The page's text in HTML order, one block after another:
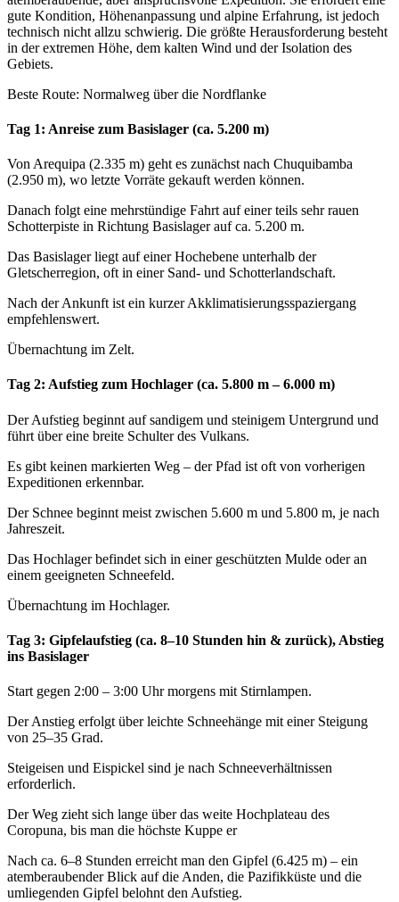
gute Kondition, Höhenanpassung und alpine Erfahrung, ist jedoch
technisch nicht allzu schwierig. Die größte Herausforderung besteht
in der extremen Höhe, dem kalten Wind und der Isolation des
Gebiets.
Beste Route: Normalweg über die Nordflanke
Tag 1: Anreise zum Basislager (ca. 5.200 m)
Von Arequipa (2.335 m) geht es zunächst nach Chuquibamba
(2.950 m), wo letzte Vorräte gekauft werden können.
Danach folgt eine mehrstündige Fahrt auf einer teils sehr rauen
Schotterpiste in Richtung Basislager auf ca. 5.200 m.
Das Basislager liegt auf einer Hochebene unterhalb der
Gletscherregion, oft in einer Sand- und Schotterlandschaft.
Nach der Ankunft ist ein kurzer Akklimatisierungsspaziergang
empfehlenswert.
Übernachtung im Zelt.
Tag 2: Aufstieg zum Hochlager (ca. 5.800 m – 6.000 m)
Der Aufstieg beginnt auf sandigem und steinigem Untergrund und
führt über eine breite Schulter des Vulkans.
Es gibt keinen markierten Weg – der Pfad ist oft von vorherigen
Expeditionen erkennbar.
Der Schnee beginnt meist zwischen 5.600 m und 5.800 m, je nach
Jahreszeit.
Das Hochlager befindet sich in einer geschützten Mulde oder an
einem geeigneten Schneefeld.
Übernachtung im Hochlager.
Tag 3: Gipfelaufstieg (ca. 8–10 Stunden hin & zurück), Abstieg
ins Basislager
Start gegen 2:00 – 3:00 Uhr morgens mit Stirnlampen.
Der Anstieg erfolgt über leichte Schneehänge mit einer Steigung
von 25–35 Grad.
Steigeisen und Eispickel sind je nach Schneeverhältnissen
erforderlich.
Der Weg zieht sich lange über das weite Hochplateau des
Coropuna, bis man die höchste Kuppe er
Nach ca. 6–8 Stunden erreicht man den Gipfel (6.425 m) – ein
atemberaubender Blick auf die Anden, die Pazifikküste und die
umliegenden Gipfel belohnt den Aufstieg.